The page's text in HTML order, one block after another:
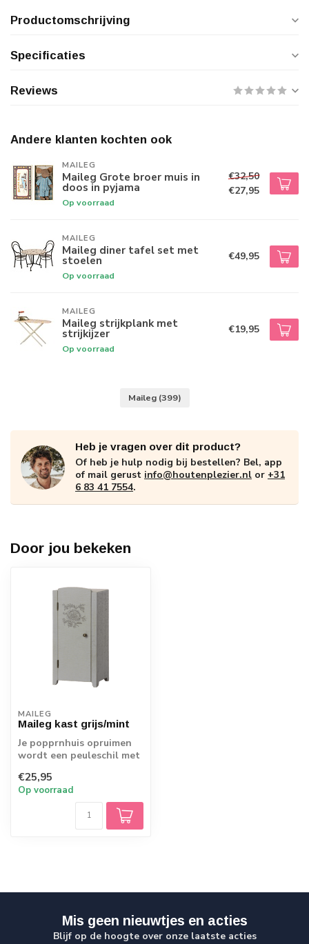
Productomschrijving
Specificaties
Reviews
Andere klanten kochten ook
MAILEG
Maileg Grote broer muis in
doos in pyjama
Op voorraad
€32,50
€27,95
MAILEG
Maileg diner tafel set met
stoelen
Op voorraad
€49,95
MAILEG
Maileg strijkplank met
strijkijzer
Op voorraad
€19,95
Maileg (399)
Heb je vragen over dit product?
Of heb je hulp nodig bij bestellen? Bel, app
of mail gerust info@houtenplezier.nl or +31
6 83 41 7554.
Door jou bekeken
MAILEG
Maileg kast grijs/mint
Je popprnhuis opruimen
wordt een peuleschil met
Gechikt vo...
€25,95
Op voorraad
Mis geen nieuwtjes en acties
Blijf op de hoogte over onze laatste acties